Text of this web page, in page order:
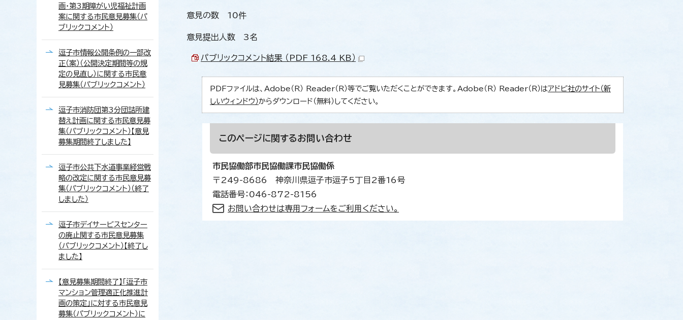
意見の数 10件
意見提出人数 3名
パブリックコメント結果 （PDF 168.4 KB）
PDFファイルは、Adobe（R） Reader（R）等でご覧いただくことができます。Adobe（R） Reader（R）はアドビ社のサイト（新
しいウィンドウ）からダウンロード（無料）してください。
このページに関するお問い合わせ
市民協働部市民協働課市民協働係
〒249-8686 神奈川県逗子市逗子5丁目2番16号
電話番号：046-872-8156
お問い合わせは専用フォームをご利用ください。
画・第3期障がい児福祉計画
案に関する市民意見募集（パ
ブリックコメント）
逗子市情報公開条例の一部改
正（案）（公開決定期間等の規
定の見直し）に関する市民意
見募集（パブリックコメント）
逗子市消防団第3分団詰所建
替え計画に関する市民意見募
集（パブリックコメント）【意見
募集期間終了しました】
逗子市公共下水道事業経営戦
略の改定に関する市民意見募
集（パブリックコメント）（終了
しました）
逗子市デイサービスセンター
の廃止関する市民意見募集
（パブリックコメント）【終了し
ました】
【意見募集期間終了】「逗子市
マンション管理適正化推進計
画の策定」に対する市民意見
募集（パブリックコメント）に